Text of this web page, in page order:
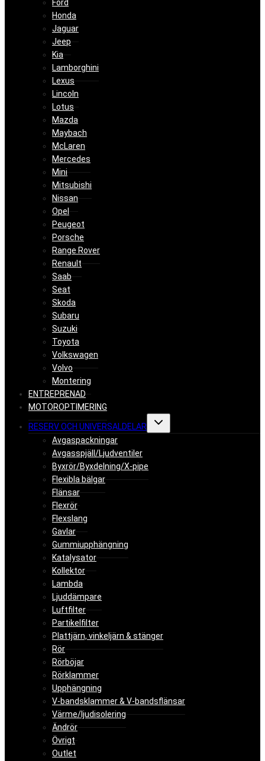
Ford
Honda
Jaguar
Jeep
Kia
Lamborghini
Lexus
Lincoln
Lotus
Mazda
Maybach
McLaren
Mercedes
Mini
Mitsubishi
Nissan
Opel
Peugeot
Porsche
Range Rover
Renault
Saab
Seat
Skoda
Subaru
Suzuki
Toyota
Volkswagen
Volvo
Montering
ENTREPRENAD
MOTOROPTIMERING
RESERV OCH UNIVERSALDELAR
Toggle
child
menu
Avgaspackningar
Avgasspjäll/Ljudventiler
Byxrör/Byxdelning/X-pipe
Flexibla bälgar
Flänsar
Flexrör
Flexslang
Gavlar
Gummiupphängning
Katalysator
Kollektor
Lambda
Ljuddämpare
Luftfilter
Partikelfilter
Plattjärn, vinkeljärn & stänger
Rör
Rörböjar
Rörklammer
Upphängning
V-bandsklammer & V-bandsflänsar
Värme/ljudisolering
Ändrör
Övrigt
Outlet